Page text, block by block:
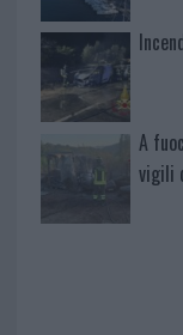
A
vigili